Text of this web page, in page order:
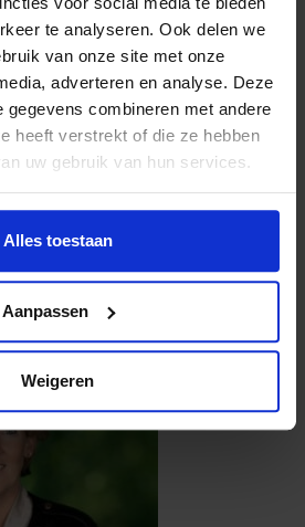
te analyseren. Ook delen we
van onze site met onze
adverteren en analyse. Deze
gegevens combineren met andere
heeft verstrekt of die ze hebben
uw gebruik van hun services.
Alles toestaan
Aanpassen
Weigeren
van het Jeugdfonds Sport &
is veel ongelijkheid, zoals onlangs
onderzoek van het Centraal
CPB leven in 2024 bijna één
de armoedegrens en dit heeft
kinderen en
sport en cultuur toegankelijk
kinderen.”